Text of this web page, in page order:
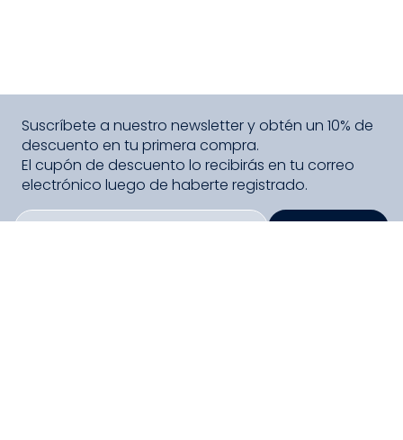
Suscríbete a nuestro newsletter y obtén un 10% de
descuento en tu primera compra.
El cupón de descuento lo recibirás en tu correo
electrónico luego de haberte registrado.
SUSCRIBIRME